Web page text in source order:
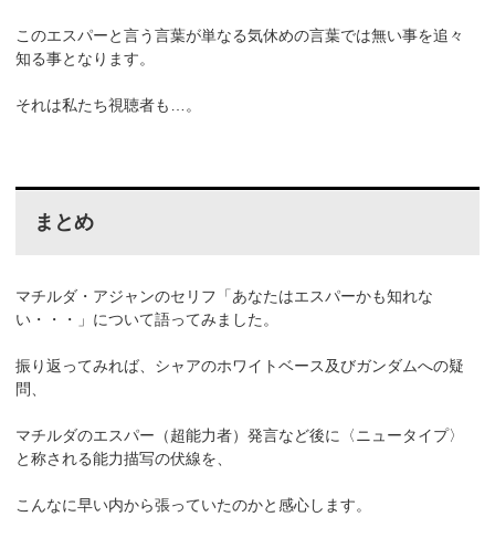
このエスパーと言う言葉が単なる気休めの言葉では無い事を追々
知る事となります。
それは私たち視聴者も…。
まとめ
マチルダ・アジャンのセリフ「あなたはエスパーかも知れな
い・・・」について語ってみました。
振り返ってみれば、シャアのホワイトベース及びガンダムへの疑
問、
マチルダのエスパー（超能力者）発言など後に〈ニュータイプ〉
と称される能力描写の伏線を、
こんなに早い内から張っていたのかと感心します。